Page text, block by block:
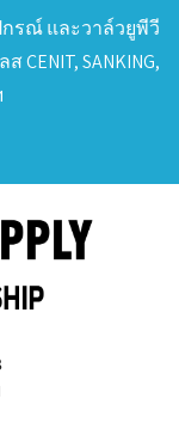
กรณ์ และวาล์วยูพีวี
CENIT, SANKING,